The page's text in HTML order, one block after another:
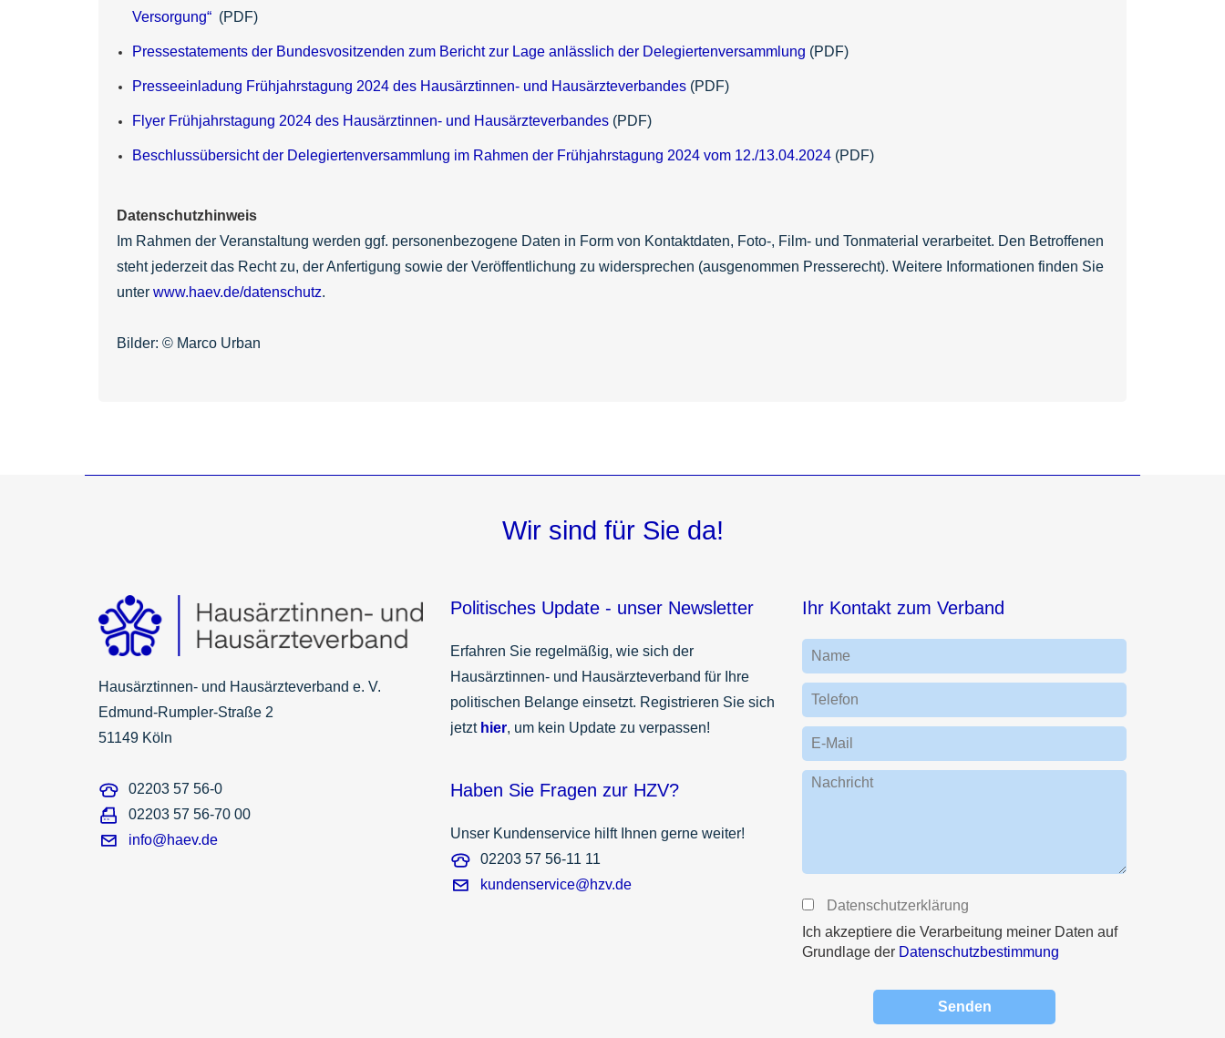
Versorgung“ (PDF)
Pressestatements der Bundesvositzenden zum Bericht zur Lage anlässlich der Delegiertenversammlung (PDF)
Presseeinladung Frühjahrstagung 2024 des Hausärztinnen- und Hausärzteverbandes (PDF)
Flyer Frühjahrstagung 2024 des Hausärztinnen- und Hausärzteverbandes (PDF)
Beschlussübersicht der Delegiertenversammlung im Rahmen der Frühjahrstagung 2024 vom 12./13.04.2024 (PDF)
Datenschutzhinweis
Im Rahmen der Veranstaltung werden ggf. personenbezogene Daten in Form von Kontaktdaten, Foto-, Film- und Tonmaterial verarbeitet. Den Betroffenen
steht jederzeit das Recht zu, der Anfertigung sowie der Veröffentlichung zu widersprechen (ausgenommen Presserecht). Weitere Informationen finden Sie
unter www.haev.de/datenschutz.
Bilder: © Marco Urban
Wir sind für Sie da!
Hausärztinnen- und Hausärzteverband e. V.
Edmund-Rumpler-Straße 2
51149 Köln
02203 57 56-0
02203 57 56-70 00
info@haev.de
Politisches Update - unser Newsletter
Erfahren Sie regelmäßig, wie sich der
Hausärztinnen- und Hausärzteverband für Ihre
politischen Belange einsetzt. Registrieren Sie sich
jetzt hier, um kein Update zu verpassen!
Haben Sie Fragen zur HZV?
Unser Kundenservice hilft Ihnen gerne weiter!
02203 57 56-11 11
kundenservice@hzv.de
Ihr Kontakt zum Verband
Name
Telefon
E-Mail
Nachricht
Datenschutzerklärung
Ich akzeptiere die Verarbeitung meiner Daten auf
Grundlage der Datenschutzbestimmung